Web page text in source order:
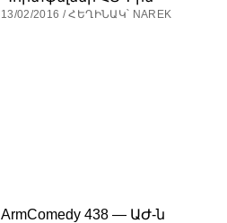
13/02/2016 / ՀԵՂԻՆԱԿ՝ NAREK
ArmComedy 438 — ԱԺ-ն